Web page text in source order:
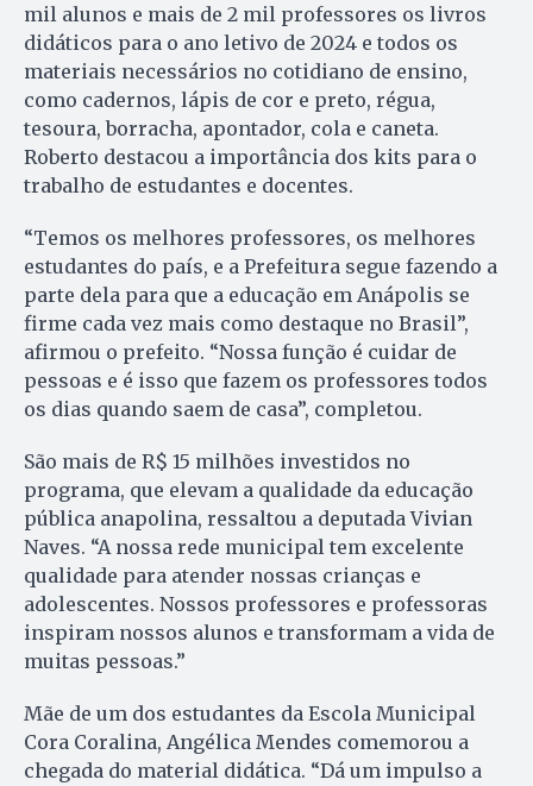
mil alunos e mais de 2 mil professores os livros
didáticos para o ano letivo de 2024 e todos os
materiais necessários no cotidiano de ensino,
como cadernos, lápis de cor e preto, régua,
tesoura, borracha, apontador, cola e caneta.
Roberto destacou a importância dos kits para o
trabalho de estudantes e docentes.
“Temos os melhores professores, os melhores
estudantes do país, e a Prefeitura segue fazendo a
parte dela para que a educação em Anápolis se
firme cada vez mais como destaque no Brasil”,
afirmou o prefeito. “Nossa função é cuidar de
pessoas e é isso que fazem os professores todos
os dias quando saem de casa”, completou.
São mais de R$ 15 milhões investidos no
programa, que elevam a qualidade da educação
pública anapolina, ressaltou a deputada Vivian
Naves. “A nossa rede municipal tem excelente
qualidade para atender nossas crianças e
adolescentes. Nossos professores e professoras
inspiram nossos alunos e transformam a vida de
muitas pessoas.”
Mãe de um dos estudantes da Escola Municipal
Cora Coralina, Angélica Mendes comemorou a
chegada do material didática. “Dá um impulso a